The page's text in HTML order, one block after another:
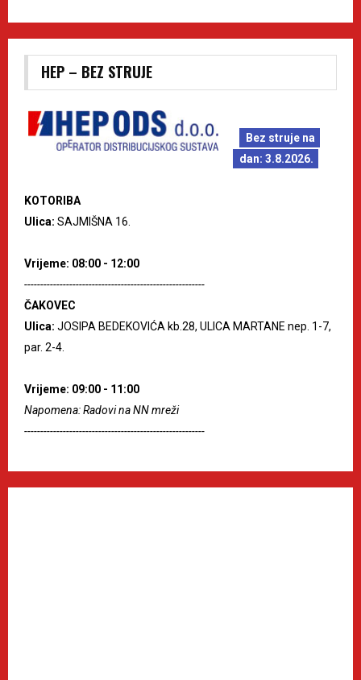
HEP – BEZ STRUJE
Bez struje na
dan: 3.8.2026.
KOTORIBA
Ulica: SAJMIŠNA 16.
Vrijeme: 08:00 - 12:00
--------------------------------------------------------
ČAKOVEC
Ulica: JOSIPA BEDEKOVIĆA kb.28, ULICA MARTANE nep. 1-7,
par. 2-4.
Vrijeme: 09:00 - 11:00
Napomena: Radovi na NN mreži
--------------------------------------------------------